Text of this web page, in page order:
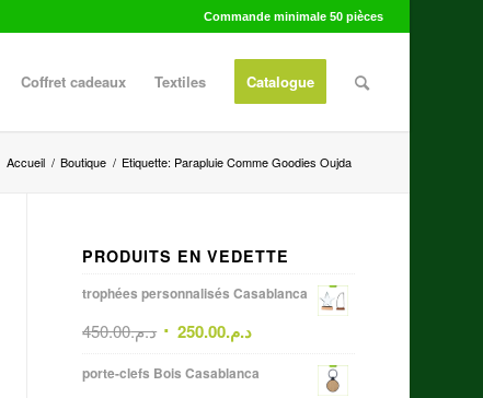
Commande minimale 50 pièces
Coffret cadeaux Textiles Catalogue
Accueil / Boutique / Etiquette: Parapluie Comme Goodies Oujda
PRODUITS EN VEDETTE
trophées personnalisés Casablanca
د.م.450.00 د.م.250.00
porte-clefs Bois Casablanca